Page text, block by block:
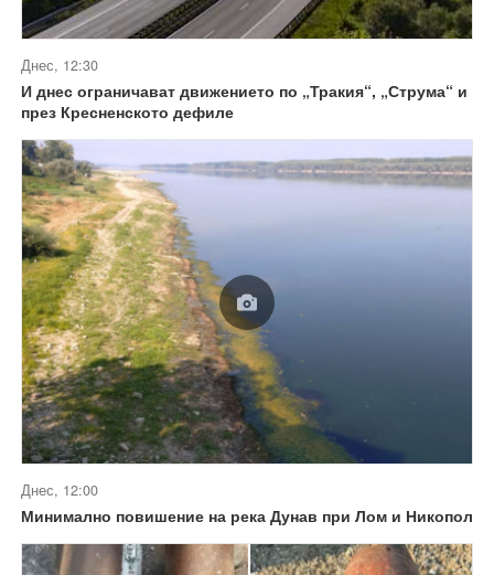
Днес, 12:30
И днес ограничават движението по „Тракия“, „Струма“ и
през Кресненското дефиле
Днес, 12:00
Минимално повишение на река Дунав при Лом и Никопол